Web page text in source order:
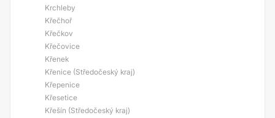
Krchleby
Křečhoř
Křečkov
Křečovice
Křenek
Křenice (Středočeský kraj)
Křepenice
Křesetice
Křešín (Středočeský kraj)